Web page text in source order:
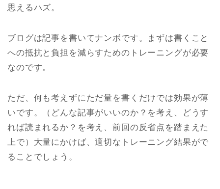
思えるハズ。
ブログは記事を書いてナンボです。まずは書くこと
への抵抗と負担を減らすためのトレーニングが必要
なのです。
ただ、何も考えずにただ量を書くだけでは効果が薄
いです。（どんな記事がいいのか？を考え、どうす
れば読まれるか？を考え、前回の反省点を踏まえた
上で）大量にかけば、適切なトレーニング結果がで
ることでしょう。